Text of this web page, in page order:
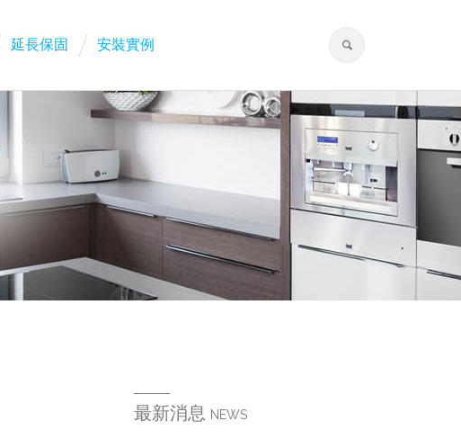
延長保固 安裝實例
最新消息 NEWS